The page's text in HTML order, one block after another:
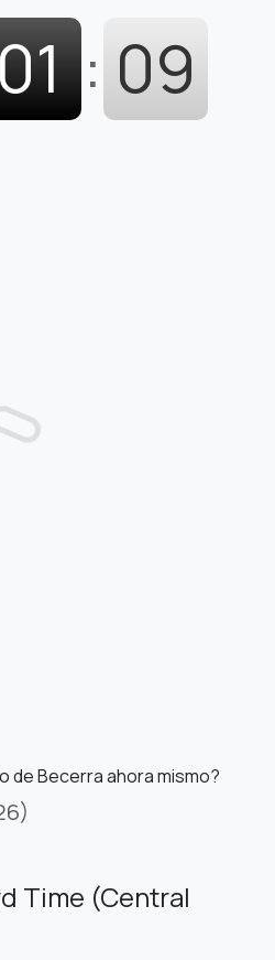
: 10
de Becerra ahora mismo?
Time (Central